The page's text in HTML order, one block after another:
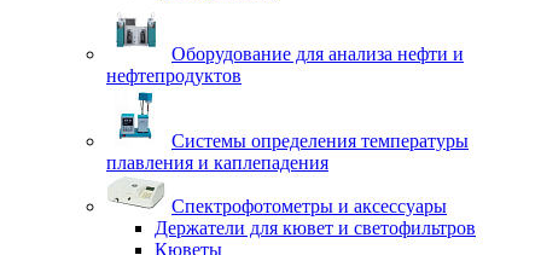
Оборудование для анализа нефти и
нефтепродуктов
Системы определения температуры
плавления и каплепадения
Спектрофотометры и аксессуары
Держатели для кювет и светофильтров
Кюветы